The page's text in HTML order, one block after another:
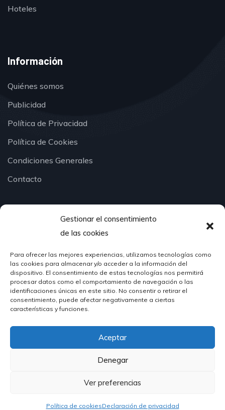
Gestionar el consentimiento
de las cookies
Para ofrecer las mejores experiencias, utilizamos tecnologías como
las cookies para almacenar y/o acceder a la información del
dispositivo. El consentimiento de estas tecnologías nos permitirá
procesar datos como el comportamiento de navegación o las
identificaciones únicas en este sitio. No consentir o retirar el
consentimiento, puede afectar negativamente a ciertas
características y funciones.
Aceptar
Denegar
Ver preferencias
Política de cookiesDeclaración de privacidad
Hoteles
Información
Quiénes somos
Publicidad
Política de Privacidad
Política de Cookies
Condiciones Generales
Contacto
¿Hablamos?
624 51 12 10
info@hosteleriasantander.com
© 2026 Hostelería Santander | Powered byDIGIDISA